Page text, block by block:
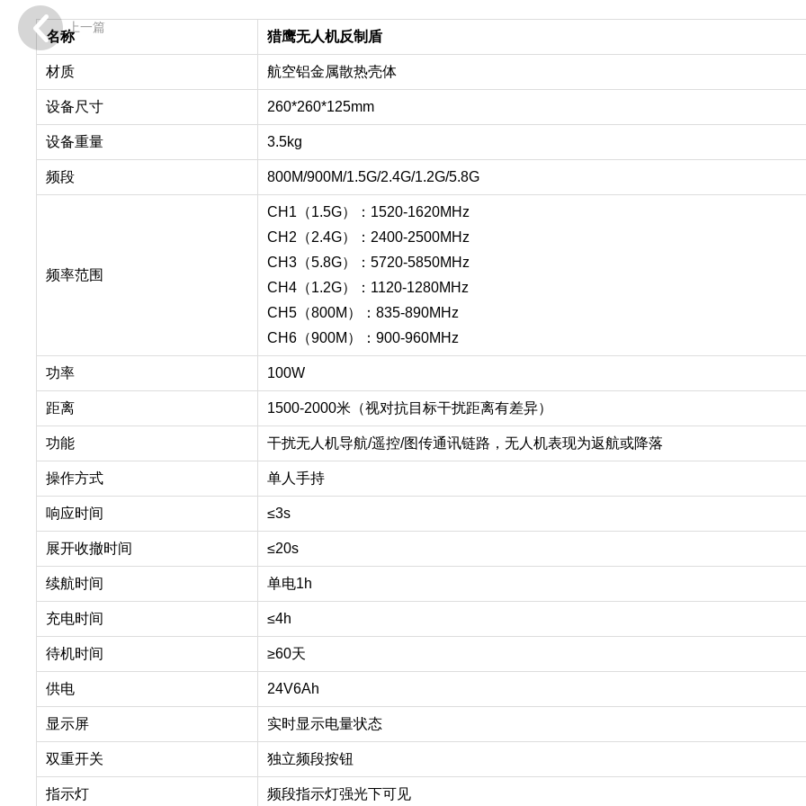
名称 猎鹰无人机反制盾
材质 航空铝金属散热壳体
设备尺寸 260*260*125mm
设备重量 3.5kg
频段 800M/900M/1.5G/2.4G/1.2G/5.8G
频率范围
CH1（1.5G）：1520-1620MHz
CH2（2.4G）：2400-2500MHz
CH3（5.8G）：5720-5850MHz
CH4（1.2G）：1120-1280MHz
CH5（800M）：835-890MHz
CH6（900M）：900-960MHz
功率 100W
距离 1500-2000米（视对抗目标干扰距离有差异）
功能 干扰无人机导航/遥控/图传通讯链路，无人机表现为返航或降落
操作方式 单人手持
响应时间 ≤3s
展开收撤时间 ≤20s
续航时间 单电1h
充电时间 ≤4h
待机时间 ≥60天
供电 24V6Ah
显示屏 实时显示电量状态
双重开关 独立频段按钮
指示灯 频段指示灯强光下可见
上一篇